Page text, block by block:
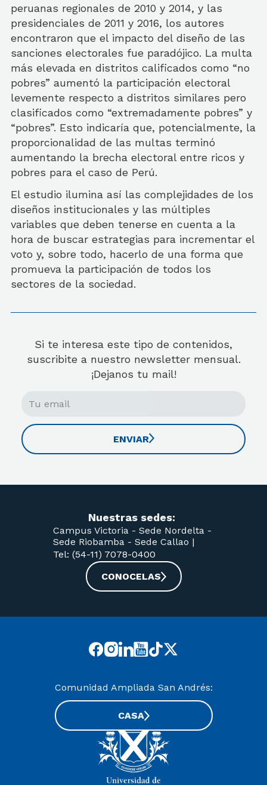
peruanas regionales de 2010 y 2014, y las
presidenciales de 2011 y 2016, los autores
encontraron que el impacto del diseño de las
sanciones electorales fue paradójico. La multa
más elevada en distritos calificados como “no
pobres” aumentó la participación electoral
levemente respecto a distritos similares pero
clasificados como “extremadamente pobres” y
“pobres”. Esto indicaría que, potencialmente, la
proporcionalidad de las multas terminó
aumentando la brecha electoral entre ricos y
pobres para el caso de Perú.
El estudio ilumina así las complejidades de los
diseños institucionales y las múltiples
variables que deben tenerse en cuenta a la
hora de buscar estrategias para incrementar el
voto y, sobre todo, hacerlo de una forma que
promueva la participación de todos los
sectores de la sociedad.
Si te interesa este tipo de contenidos,
suscribite a nuestro newsletter mensual.
¡Dejanos tu mail!
ENVIAR
Nuestras sedes:
Campus Victoria - Sede Nordelta -
Sede Riobamba - Sede Callao |
Tel: (54-11) 7078-0400
CONOCELAS
Comunidad Ampliada San Andrés:
CASA